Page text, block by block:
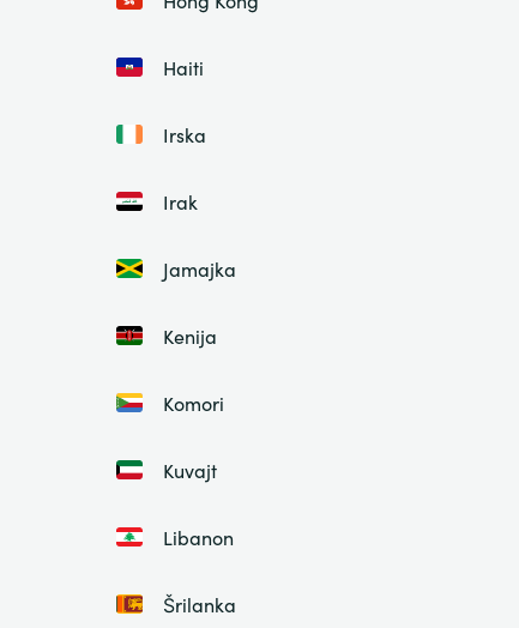
Haiti
Irska
Irak
Jamajka
Kenija
Komori
Kuvajt
Libanon
Šrilanka